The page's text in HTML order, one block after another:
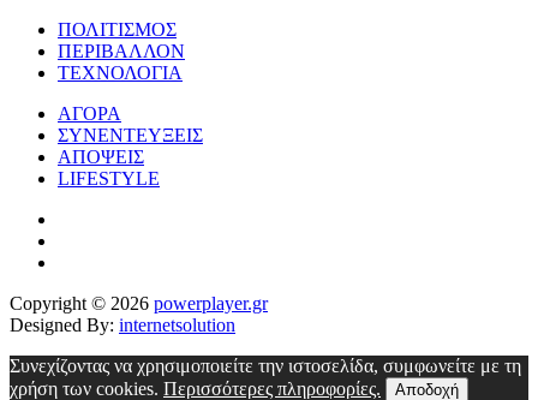
ΠΟΛΙΤΙΣΜΟΣ
ΠΕΡΙΒΑΛΛΟΝ
ΤΕΧΝΟΛΟΓΙΑ
ΑΓΟΡΑ
ΣΥΝΕΝΤΕΥΞΕΙΣ
ΑΠΟΨΕΙΣ
LIFESTYLE
Copyright © 2026 powerplayer.gr
Designed By: internetsolution
Συνεχίζοντας να χρησιμοποιείτε την ιστοσελίδα, συμφωνείτε με τη
χρήση των cookies. Περισσότερες πληροφορίες. Αποδοχή